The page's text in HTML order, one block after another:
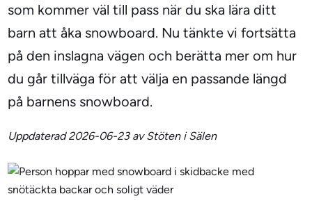
som kommer väl till pass när du ska lära ditt
barn att åka snowboard. Nu tänkte vi fortsätta
på den inslagna vägen och berätta mer om hur
du går tillväga för att välja en passande längd
på barnens snowboard.
Uppdaterad 2026-06-23 av Stöten i Sälen